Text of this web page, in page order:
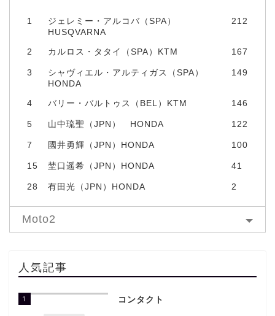
1
ジェレミー・アルコバ（SPA）
HUSQVARNA
212
2 カルロス・タタイ（SPA）KTM 167
3
シャヴィエル・アルティガス（SPA）
HONDA
149
4 バリー・バルトゥス（BEL）KTM 146
5 山中琉聖（JPN） HONDA 122
7 國井勇輝（JPN）HONDA 100
15 埜口遥希（JPN）HONDA 41
28 有田光（JPN）HONDA 2
Moto2
人気記事
1 コンタクト